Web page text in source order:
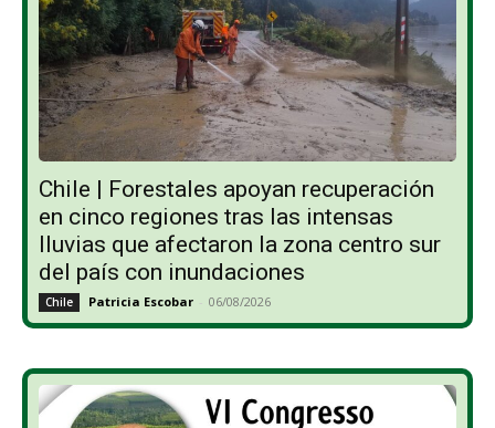
Chile | Forestales apoyan recuperación
en cinco regiones tras las intensas
lluvias que afectaron la zona centro sur
del país con inundaciones
Chile Patricia Escobar - 06/08/2026